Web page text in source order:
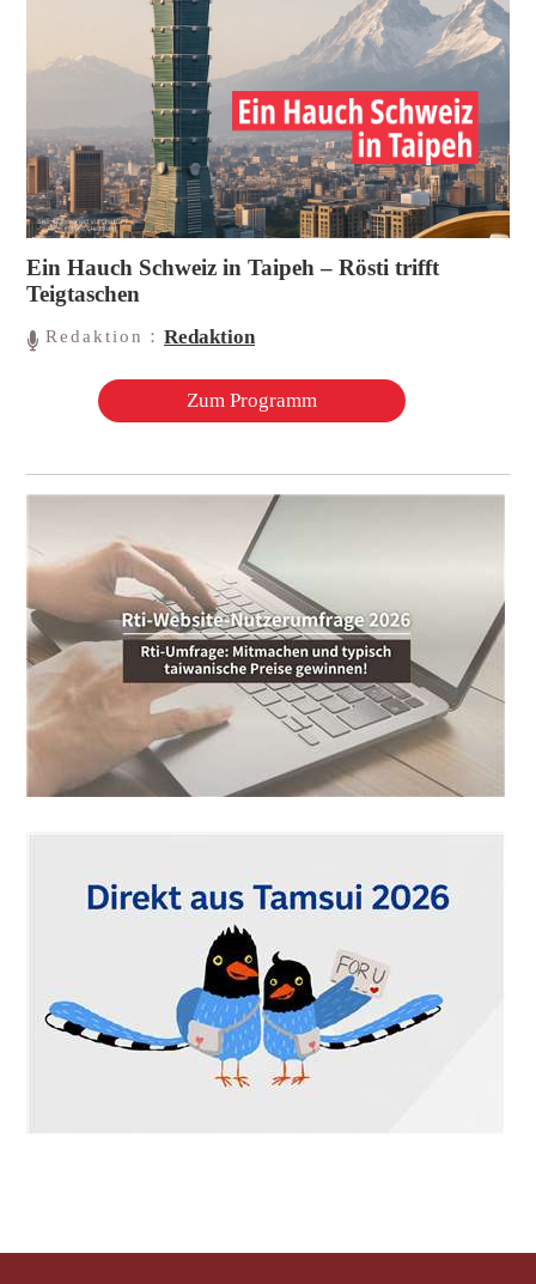
Ein Hauch Schweiz in Taipeh – Rösti trifft
Teigtaschen
Redaktion：Redaktion
Zum Programm